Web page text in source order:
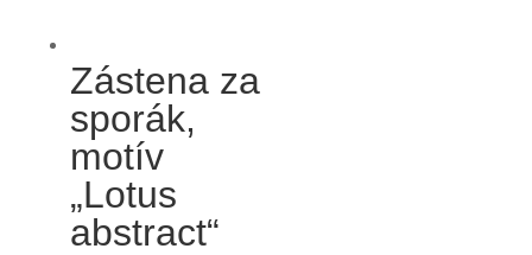
Zástena za
sporák,
motív
„Lotus
abstract“